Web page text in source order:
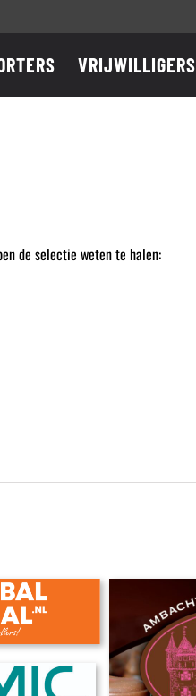
VRIJWILLIGERS
de selectie weten te halen: